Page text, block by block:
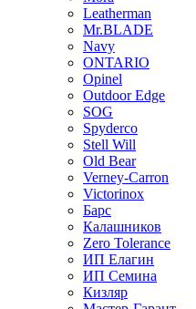
Leatherman
Mr.BLADE
Navy
ONTARIO
Opinel
Outdoor Edge
SOG
Spyderco
Stell Will
Old Bear
Verney-Carron
Victorinox
Барс
Калашников
Zero Tolerance
ИП Елагин
ИП Семина
Кизляр